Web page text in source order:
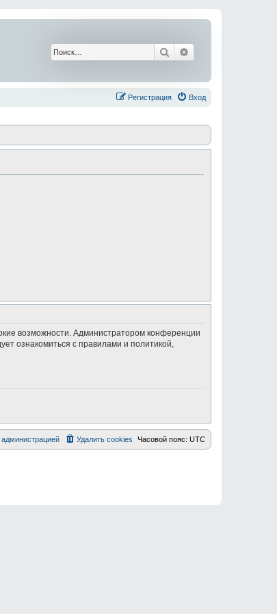
Поиск
Вход
Регистрация
возможности. Администратором конференции
ознакомиться с правилами и политикой,
Часовой пояс: UTC
Удалить cookies